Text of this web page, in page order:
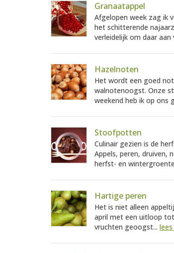
Granaatappel
Afgelopen week zag ik
het schitterende
verleidelijk om daar aan
Hazelnoten
Het wordt een goed
walnotenoogst. Onze
weekend heb ik op ons
Stoofpotten
Culinair gezien is de
Appels, peren, druiven,
herfst- en
Hartige peren
Het is niet alleen
april met een uitloop
vruchten geoogst...